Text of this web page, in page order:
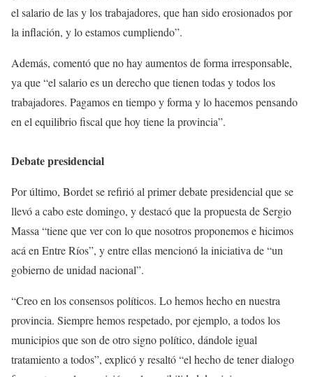
el salario de las y los trabajadores, que han sido erosionados por
la inflación, y lo estamos cumpliendo”.
Además, comentó que no hay aumentos de forma irresponsable,
ya que “el salario es un derecho que tienen todas y todos los
trabajadores. Pagamos en tiempo y forma y lo hacemos pensando
en el equilibrio fiscal que hoy tiene la provincia”.
Debate presidencial
Por último, Bordet se refirió al primer debate presidencial que se
llevó a cabo este domingo, y destacó que la propuesta de Sergio
Massa “tiene que ver con lo que nosotros proponemos e hicimos
acá en Entre Ríos”, y entre ellas mencionó la iniciativa de “un
gobierno de unidad nacional”.
“Creo en los consensos políticos. Lo hemos hecho en nuestra
provincia. Siempre hemos respetado, por ejemplo, a todos los
municipios que son de otro signo político, dándole igual
tratamiento a todos”, explicó y resaltó “el hecho de tener dialogo